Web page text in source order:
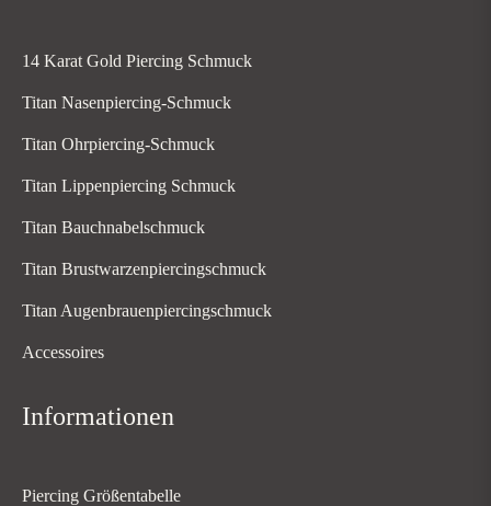
14 Karat Gold Piercing Schmuck
Titan Nasenpiercing-Schmuck
Titan Ohrpiercing-Schmuck
Titan Lippenpiercing Schmuck
Titan Bauchnabelschmuck
Titan Brustwarzenpiercingschmuck
Titan Augenbrauenpiercingschmuck
Accessoires
Informationen
Piercing Größentabelle